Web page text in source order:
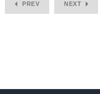
PREV NEXT